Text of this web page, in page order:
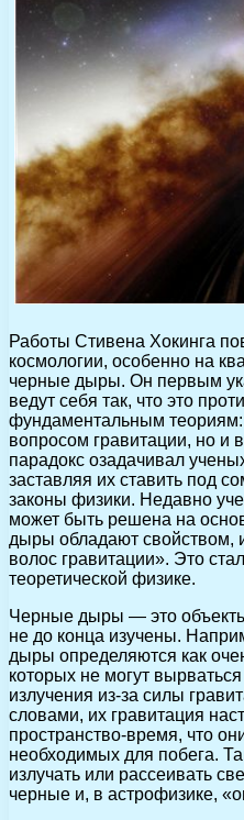
Работы Стивена Хокинга
космологии, особенно на
черные дыры. Он первым
ведут себя так, что это
фундаментальным теориям:
вопросом гравитации, но и
парадокс озадачивал
заставляя их ставить под
законы физики. Недавно
может быть решена на
дыры обладают свойством,
волос гравитации». Это
теоретической физике.
Черные дыры — это
не до конца изучены.
дыры определяются как
которых не могут
излучения из-за силы
словами, их гравитация
пространство-время, что
необходимых для побега.
излучать или рассеивать
черные и, в астрофизике,